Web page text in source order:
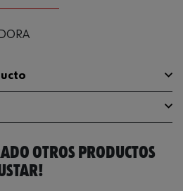
34.3 cm
853.000 g
070350050
OTROS PRODUCTOS